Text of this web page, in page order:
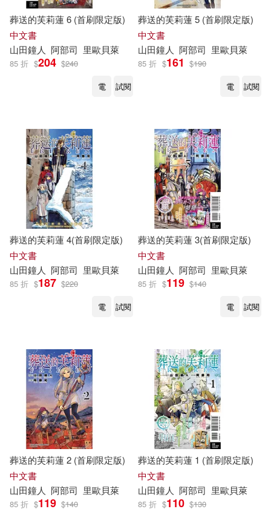
葬送的芙莉蓮 6 (首刷限定版)
中文書
山田鐘人 阿部司 里歐貝萊
85 折 $204 $240
電
試閱
葬送的芙莉蓮 5 (首刷限定版)
中文書
山田鐘人 阿部司 里歐貝萊
85 折 $161 $190
電
試閱
葬送的芙莉蓮 4(首刷限定版)
中文書
山田鐘人 阿部司 里歐貝萊
85 折 $187 $220
電
試閱
葬送的芙莉蓮 3(首刷限定版)
中文書
山田鐘人 阿部司 里歐貝萊
85 折 $119 $140
電
試閱
葬送的芙莉蓮 2 (首刷限定版)
中文書
山田鐘人 阿部司 里歐貝萊
85 折 $119 $140
葬送的芙莉蓮 1 (首刷限定版)
中文書
山田鐘人 阿部司 里歐貝萊
85 折 $110 $130